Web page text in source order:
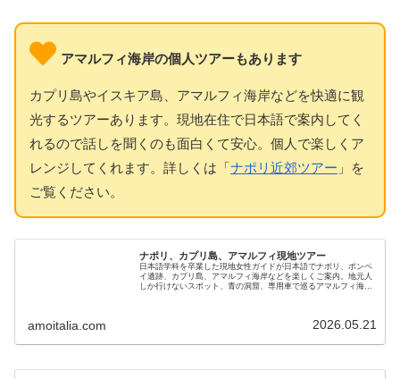
アマルフィ海岸の個人ツアーもあります
カプリ島やイスキア島、アマルフィ海岸などを快適に観
光するツアーあります。現地在住で日本語で案内してく
れるので話しを聞くのも面白くて安心。個人で楽しくア
レンジしてくれます。詳しくは「ナポリ近郊ツアー 」を
ご覧ください。
ナポリ、カプリ島、アマルフィ現地ツアー
日本語学科を卒業した現地女性ガイドが日本語でナポリ、ポンペ
イ遺跡、カプリ島、アマルフィ海岸などを楽しくご案内。地元人
しか行けないスポット、青の洞窟、専用車で巡るアマルフィ海岸
amoitalia.com 2026.05.21